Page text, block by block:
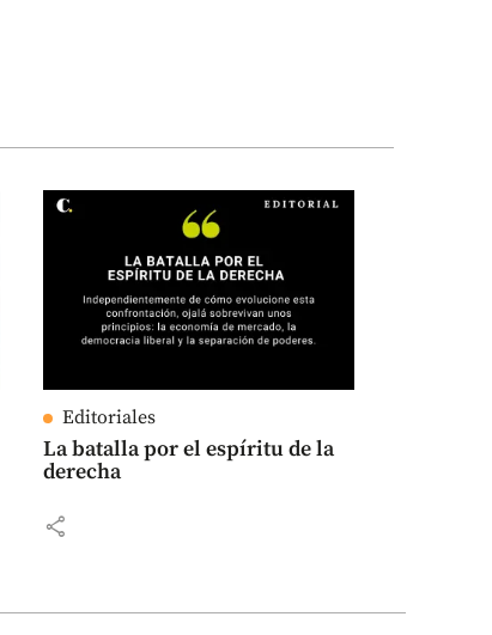
Editoriales
La batalla por el espíritu de la
derecha
share